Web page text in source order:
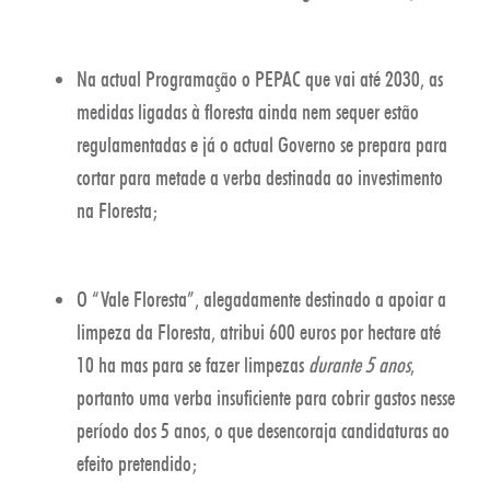
Na actual Programação o PEPAC que vai até 2030, as
medidas ligadas à floresta ainda nem sequer estão
regulamentadas e já o actual Governo se prepara para
cortar para metade a verba destinada ao investimento
na Floresta;
O “Vale Floresta”, alegadamente destinado a apoiar a
limpeza da Floresta, atribui 600 euros por hectare até
10 ha mas para se fazer limpezas durante 5 anos,
portanto uma verba insuficiente para cobrir gastos nesse
período dos 5 anos, o que desencoraja candidaturas ao
efeito pretendido;